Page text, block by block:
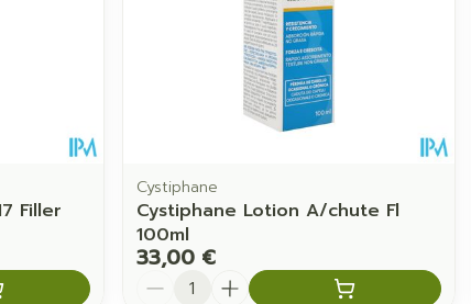
Filler
Cystiphane
Cystiphane Lotion A/chute Fl
100ml
33,00 €
Quantité